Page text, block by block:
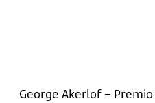
George Akerlof –